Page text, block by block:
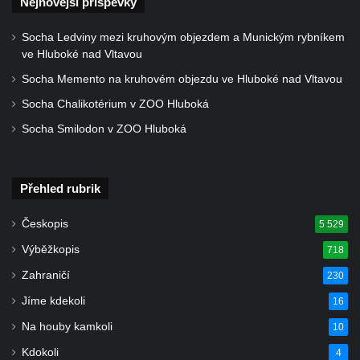
Kříž na ohradní zdi fary čp. 1 v Opočně
Kříž u kostela Nanebevzetí Panny Marie v
Opočně
Kříž u železniční zastávky Opočno u Loun
Kříž u křižovatky ulic Chomutovská,
Jirkovská, Stará a Obecní v Otvicích
Kříž u kostela svatého archanděla Michaela
ve Všestudech
Kříž v Pürknerově parčíku u silnice západně
Strupčicích
Socha Ledviny mezi kruhovým objezdem a Munickým rybníkem
ve Hluboké nad Vltavou
Socha Memento na kruhovém objezdu ve Hluboké nad Vltavou
Socha Chalikotérium v ZOO Hluboká
Socha Smilodon v ZOO Hluboká
Přehled rubrik
Českopis 5 529
Výběžkopis 718
Zahraničí 230
Jíme kdekoli 16
Na houby kamkoli 10
Kdokoli 4